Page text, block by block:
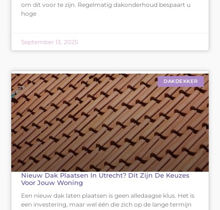
om dit voor te zijn. Regelmatig dakonderhoud bespaart u
hoge
September 13, 2025
DAKDEKKER
Nieuw Dak Plaatsen In Utrecht? Dit Zijn De Keuzes
Voor Jouw Woning
Een nieuw dak laten plaatsen is geen alledaagse klus. Het is
een investering, maar wel één die zich op de lange termijn